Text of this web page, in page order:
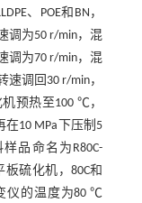
、POE和BN，
调为50 r/min，混
调为70 r/min，混
调回30 r/min，
预热至100 ℃，
10 MPa下压制5
品命名为R80C-
板硫化机，80C和
仪的温度为80 ℃